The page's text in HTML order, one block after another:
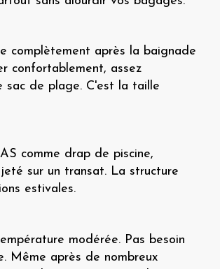
complètement après la baignade
confortablement, assez
sac de plage. C'est la taille
comme drap de piscine,
sur un transat. La structure
estivales.
modérée. Pas besoin
Même après de nombreux